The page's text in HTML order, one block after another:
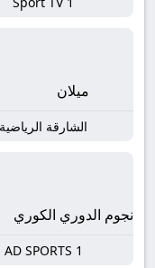
ميلان
الشارقة الرياضية
نجوم الدوري الكوري
AD SPORTS 1